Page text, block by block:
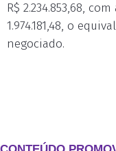
R$ 2.234.853,68,
1.974.181,48, o
negociado.